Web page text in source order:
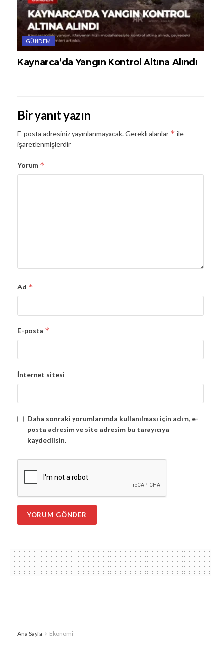
GÜNDEM
Kaynarca’da Yangın Kontrol Altına Alındı
Bir yanıt yazın
E-posta adresiniz yayınlanmayacak.Gerekli alanlar * ile
işaretlenmişlerdir
Yorum *
Ad *
E-posta *
İnternet sitesi
Daha sonraki yorumlarımda kullanılması için adım, e-
posta adresim ve site adresim bu tarayıcıya
kaydedilsin.
Ana Sayfa Ekonomi